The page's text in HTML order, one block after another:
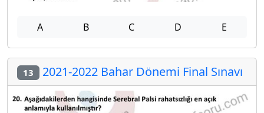
A B C D E
13 2021-2022 Bahar Dönemi Final Sınavı